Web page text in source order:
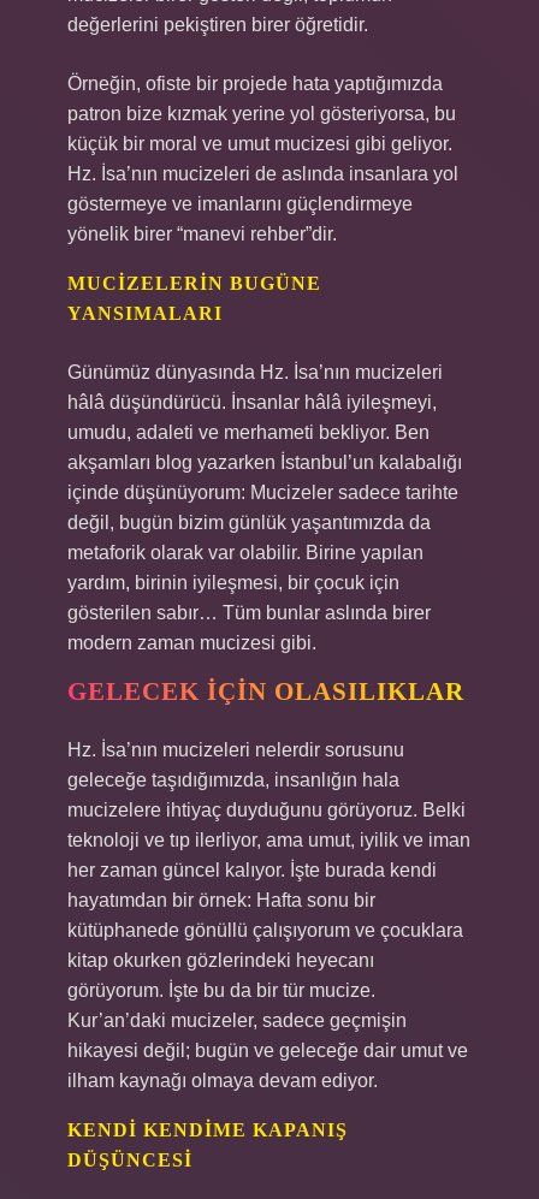
değerlerini pekiştiren birer öğretidir.
Örneğin, ofiste bir projede hata yaptığımızda
patron bize kızmak yerine yol gösteriyorsa, bu
küçük bir moral ve umut mucizesi gibi geliyor.
Hz. İsa’nın mucizeleri de aslında insanlara yol
göstermeye ve imanlarını güçlendirmeye
yönelik birer “manevi rehber”dir.
MUCIZELERIN BUGÜNE
YANSIMALARI
Günümüz dünyasında Hz. İsa’nın mucizeleri
hâlâ düşündürücü. İnsanlar hâlâ iyileşmeyi,
umudu, adaleti ve merhameti bekliyor. Ben
akşamları blog yazarken İstanbul’un kalabalığı
içinde düşünüyorum: Mucizeler sadece tarihte
değil, bugün bizim günlük yaşantımızda da
metaforik olarak var olabilir. Birine yapılan
yardım, birinin iyileşmesi, bir çocuk için
gösterilen sabır… Tüm bunlar aslında birer
modern zaman mucizesi gibi.
GELECEK İÇIN OLASILIKLAR
Hz. İsa’nın mucizeleri nelerdir sorusunu
geleceğe taşıdığımızda, insanlığın hala
mucizelere ihtiyaç duyduğunu görüyoruz. Belki
teknoloji ve tıp ilerliyor, ama umut, iyilik ve iman
her zaman güncel kalıyor. İşte burada kendi
hayatımdan bir örnek: Hafta sonu bir
kütüphanede gönüllü çalışıyorum ve çocuklara
kitap okurken gözlerindeki heyecanı
görüyorum. İşte bu da bir tür mucize.
Kur’an’daki mucizeler, sadece geçmişin
hikayesi değil; bugün ve geleceğe dair umut ve
ilham kaynağı olmaya devam ediyor.
KENDI KENDIME KAPANIŞ
DÜŞÜNCESI